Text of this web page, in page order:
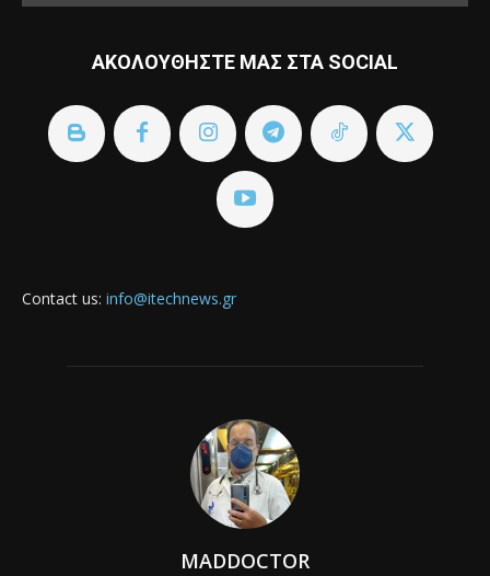
ΑΚΟΛΟΥΘΗΣΤΕ ΜΑΣ ΣΤΑ SOCIAL
Contact us: info@itechnews.gr
MADDOCTOR